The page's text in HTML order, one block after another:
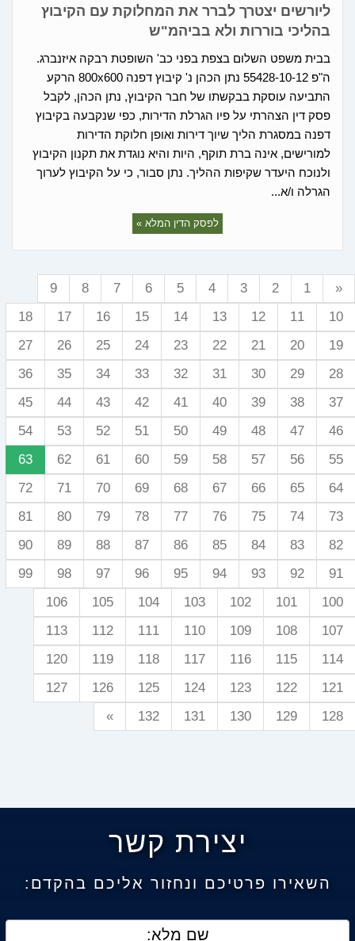
ליורשים יצטרך לברר את המחלוקת עם הקיבוץ
בהליכי בוררות ולא בביהמ"ש
בבית משפט השלום בצפת בפני כב' השופטת רבקה איזנברג.
ה"פ 55428-10-12 נתן הכהן נ' קיבוץ דפנה 800x600 הרקע
התביעה עוסקת בבקשתו של חבר הקיבוץ, נתן הכהן, לקבל
פסק דין הצהרתי על פיו הגרלת הדירות, כפי שנקבעה בקיבוץ
דפנה במסגרת הליך שיוך דירות ואופן חלוקת הדירות
למורישים, אינה ברת תוקף, היות והיא נוגדת את תקנון הקיבוץ
ולנוכח היעדר שקיפות ההליך. נתן סבור, כי על הקיבוץ לערוך
הגרלה ו/א...
לפסק הדין המלא »
«
1
2
3
4
5
6
7
8
9
10
11
12
13
14
15
16
17
18
19
20
21
22
23
24
25
26
27
28
29
30
31
32
33
34
35
36
37
38
39
40
41
42
43
44
45
46
47
48
49
50
51
52
53
54
55
56
57
58
59
60
61
62
63
64
65
66
67
68
69
70
71
72
73
74
75
76
77
78
79
80
81
82
83
84
85
86
87
88
89
90
91
92
93
94
95
96
97
98
99
100
101
102
103
104
105
106
107
108
109
110
111
112
113
114
115
116
117
118
119
120
121
122
123
124
125
126
127
128
129
130
131
132
»
יצירת קשר
השאירו פרטיכם ונחזור אליכם בהקדם: